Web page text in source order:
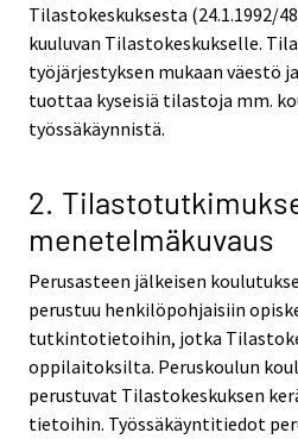
Tilastokeskuksesta (24.1.1992/
kuuluvan Tilastokeskukselle.
työjärjestyksen mukaan väestö
tuottaa kyseisiä tilastoja mm.
työssäkäynnistä.
2.
menetelmäkuvaus
Perusasteen jälkeisen
perustuu henkilöpohjaisiin
tutkintotietoihin, jotka
oppilaitoksilta. Peruskoulun
perustuvat Tilastokeskuksen
tietoihin. Työssäkäyntitiedot